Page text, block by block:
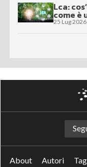
Lca:
come è
25 Lug 2026
About Autori